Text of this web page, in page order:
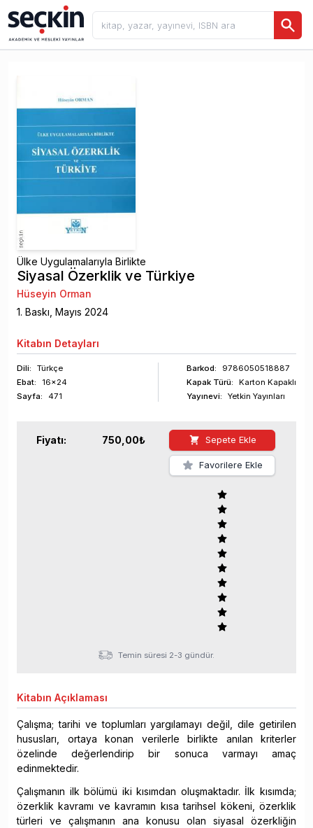
Ülke Uygulamalarıyla Birlikte
Siyasal Özerklik ve Türkiye
Hüseyin Orman
1. Baskı, Mayıs 2024
Kitabın Detayları
Dili:
Türkçe
Ebat:
16x24
Sayfa: 471
Barkod:
9786050518887
Kapak Türü:
Karton Kapaklı
Yayınevi:
Yetkin Yayınları
Fiyatı: 750,00₺ Sepete Ekle
Favorilere Ekle
Temin süresi 2-3 gündür.
Kitabın Açıklaması
Çalışma; tarihi ve toplumları yargılamayı değil, dile getirilen
hususları, ortaya konan verilerle birlikte anılan kriterler
özelinde değerlendirip bir sonuca varmayı amaç
edinmektedir.
Çalışmanın ilk bölümü iki kısımdan oluşmaktadır. İlk kısımda;
özerklik kavramı ve kavramın kısa tarihsel kökeni, özerklik
türleri ve çalışmanın ana konusu olan siyasal özerkliğin